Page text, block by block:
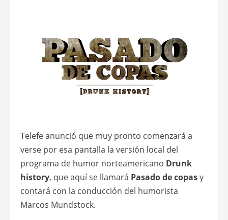
Telefe anunció que muy pronto comenzará a
verse por esa pantalla la versión local del
programa de humor norteamericano Drunk
history, que aquí se llamará Pasado de copasy
contará con la conducción del humorista
Marcos Mundstock.